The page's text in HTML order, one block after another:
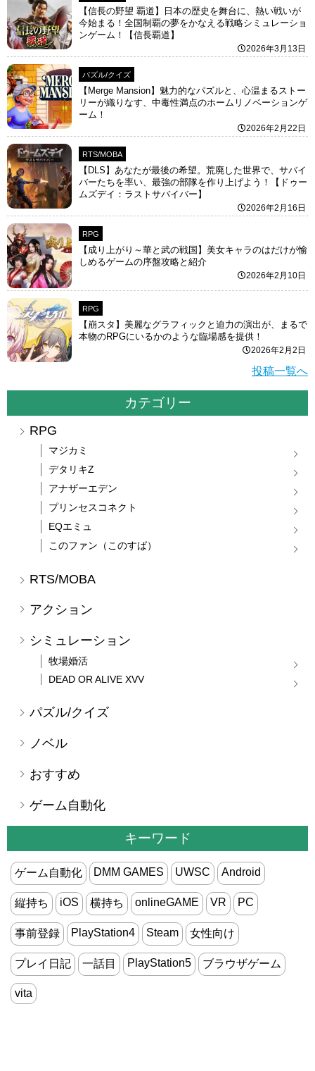
【信長の野望 覇道】日本の歴史を舞台に、熱い戦いが
今始まる！全国制覇の夢をかなえる戦略シミュレーショ
ンゲーム！【信長覇道】
2026年3月13日
パズル/クイズ
【Merge Mansion】魅力的なパズルと、心温まるストー
リーが織りなす、中毒性満点のホームリノベーションゲ
ーム！
2026年2月22日
RTS/MOBA
【DLS】あなたが最後の希望。荒廃した世界で、サバイ
バーたちを率い、最強の部隊を作り上げよう！【ドゥー
ムズデイ：ラストサバイバー】
2026年2月16日
RPG
【成り上がり～華と武の戦国】美女キャラのはだけが愉
しめるゲームの序盤攻略と紹介
2026年2月10日
RPG
【崩スタ】美麗なグラフィックと迫力の演出が、まるで
本物のRPGにいるかのような臨場感を提供！
2026年2月2日
投稿一覧へ
カテゴリー
RPG
マジカミ
デタリキZ
アナザーエデン
プリンセスコネクト
EQエミュ
このファン（このすば）
RTS/MOBA
アクション
シミュレーション
牧場婚活
DEAD OR ALIVE XVV
パズル/クイズ
ノベル
おすすめ
ゲーム自動化
キーワード
ゲーム自動化 DMM GAMES UWSC Android
縦持ち iOS 横持ち onlineGAME VR PC
事前登録 PlayStation4 Steam 女性向け
プレイ日記 一話目 PlayStation5 ブラウザゲーム
vita